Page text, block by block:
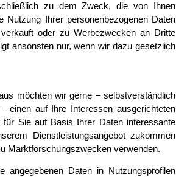
zu dem Zweck, die von Ihnen
Nutzung Ihrer personenbezogenen Daten
oder zu Werbezwecken an Dritte
ansonsten nur, wenn wir dazu gesetzlich
möchten wir gerne – selbstverständlich
einen auf Ihre Interessen ausgerichteten
für Sie auf Basis Ihrer Daten interessante
Dienstleistungsangebot zukommen
Marktforschungszwecken verwenden.
Daten in Nutzungsprofilen